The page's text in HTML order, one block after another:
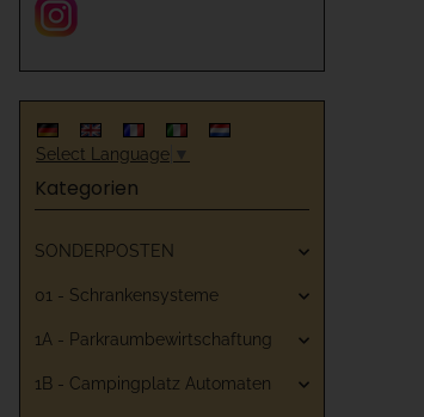
Select Language ▼
Kategorien
SONDERPOSTEN
01 - Schrankensysteme
1A - Parkraumbewirtschaftung
1B - Campingplatz Automaten